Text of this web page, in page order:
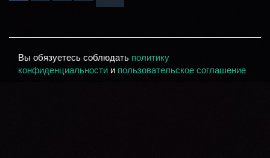
Вы обязуетесь соблюдать политику
конфиденциальности и пользовательское соглашение